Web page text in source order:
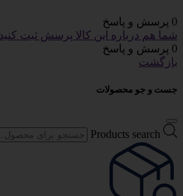
0 پرسش و پاسخ
شما هم درباره این کالا پرسش ثبت کنید
0 پرسش و پاسخ
بازگشت
جست و جو محصولات
Products search